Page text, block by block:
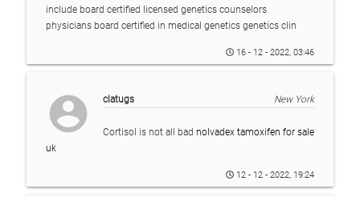
include board certified licensed genetics counselors
physicians board certified in medical genetics genetics clin
16 - 12 - 2022, 03:46
account_circle clatugs New York
Cortisol is not all bad nolvadex tamoxifen for sale
uk
12 - 12 - 2022, 19:24